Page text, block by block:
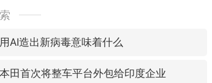
用AI造出新病毒意味着什么
本田首次将整车平台外包给印度企业